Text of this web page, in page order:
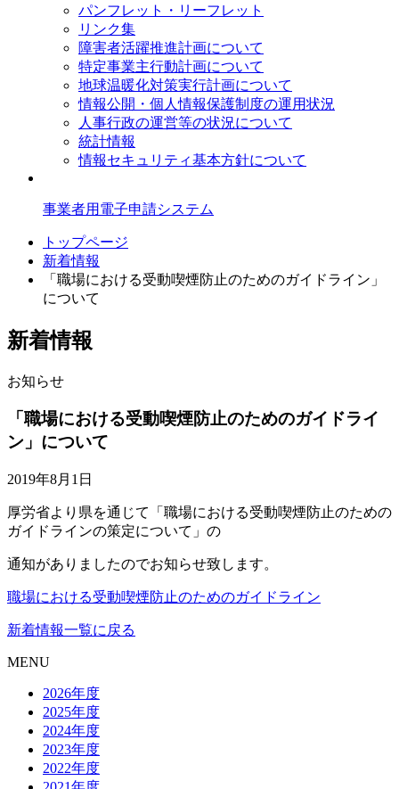
パンフレット・リーフレット
リンク集
障害者活躍推進計画について
特定事業主行動計画について
地球温暖化対策実行計画について
情報公開・個人情報保護制度の運用状況
人事行政の運営等の状況について
統計情報
情報セキュリティ基本方針について
事業者用電子申請システム
トップページ
新着情報
「職場における受動喫煙防止のためのガイドライン」
について
新着情報
お知らせ
「職場における受動喫煙防止のためのガイドライ
ン」について
2019年8月1日
厚労省より県を通じて「職場における受動喫煙防止のための
ガイドラインの策定について」の
通知がありましたのでお知らせ致します。
職場における受動喫煙防止のためのガイドライン
新着情報一覧に戻る
MENU
2026年度
2025年度
2024年度
2023年度
2022年度